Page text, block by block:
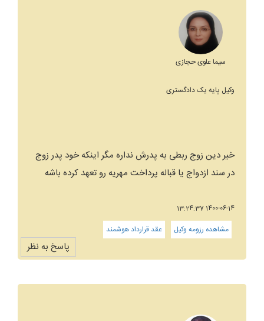
سیما علوی حجازی
وکیل پایه یک دادگستری
خیر دین زوج ربطی به پدرش نداره مگر اینکه خود پدر زوج
در سند ازدواج یا قباله پرداخت مهریه رو تعهد کرده باشه
1400-06-14 13:24:37
مشاهده رزومه وکیل عقد قرارداد هوشمند
پاسخ به نظر